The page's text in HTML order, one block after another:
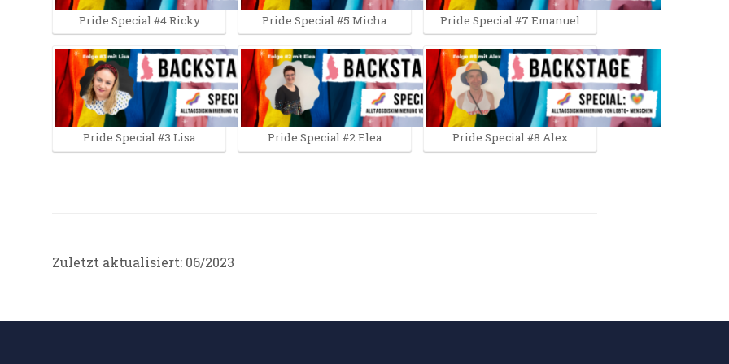
Pride Special #4 Ricky
Pride Special #3 Lisa
Pride Special #5 Micha
Pride Special #2 Elea
Pride Special #7 Emanuel
Pride Special #8 Alex
Zuletzt aktualisiert: 06/2023